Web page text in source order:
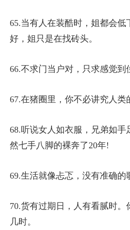
65.当有人在装酷时，姐都会低
好，姐只是在找砖头。
66.不求门当户对，只求感觉到
67.在猪圈里，你不必讲究人类
68.听说女人如衣服，兄弟如手
然七手八脚的裸奔了20年!
69.生活就像忐忑，没有准确的
70.货有过期日，人有看腻时。
几时。